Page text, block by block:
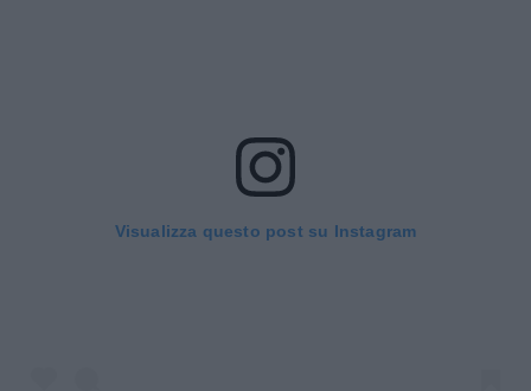
Visualizza questo post su Instagram